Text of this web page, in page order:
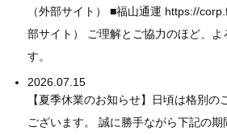
（外部サイト） ■福山通運 https://
部サイト） ご理解とご協力のほど、よ
す。
2026.07.15
【夏季休業のお知らせ】日頃は格別の
ございます。 誠に勝手ながら下記の期